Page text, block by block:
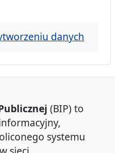
danych
(BIP) to
systemu